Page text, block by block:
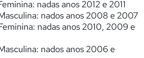
nadas anos 2012 e 2011
nados anos 2008 e 2007
nadas anos 2010, 2009 e
nados anos 2006 e